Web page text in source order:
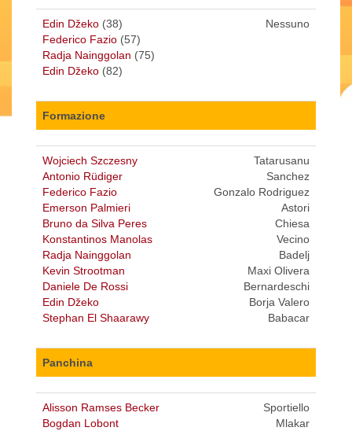
Edin Džeko (38)
Federico Fazio (57)
Radja Nainggolan (75)
Edin Džeko (82)
Nessuno
Formazione
Wojciech Szczesny
Antonio Rüdiger
Federico Fazio
Emerson Palmieri
Bruno da Silva Peres
Konstantinos Manolas
Radja Nainggolan
Kevin Strootman
Daniele De Rossi
Edin Džeko
Stephan El Shaarawy
Tatarusanu
Sanchez
Gonzalo Rodriguez
Astori
Chiesa
Vecino
Badelj
Maxi Olivera
Bernardeschi
Borja Valero
Babacar
Panchina
Alisson Ramses Becker
Bogdan Lobont
Sportiello
Mlakar